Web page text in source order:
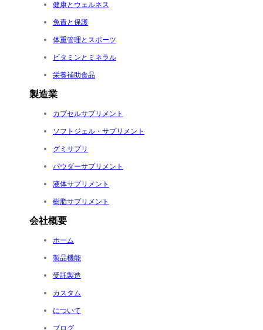
健康とウェルネス
免責と保護
体重管理とスポーツ
ビタミンとミネラル
栄養補助食品
製造業
カプセルサプリメント
ソフトジェル・サプリメント
グミサプリ
パウダーサプリメント
液体サプリメント
樹脂サプリメント
会社概要
ホーム
製品機能
受託製造
カスタム
について
ブログ